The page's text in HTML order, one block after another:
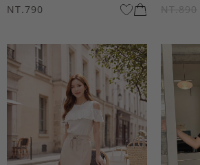
NT.790 NT.890